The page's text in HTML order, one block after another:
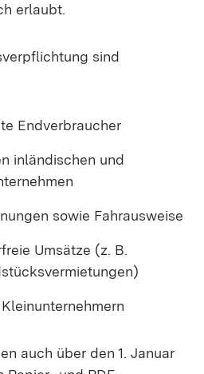
erlaubt.
sind
Endverbraucher
inländischen und
sowie Fahrausweise
Umsätze (z. B.
auch über den 1. Januar